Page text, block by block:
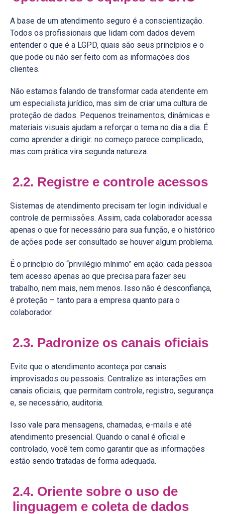
A base de um atendimento seguro é a conscientização.
Todos os profissionais que lidam com dados devem
entender o que é a LGPD, quais são seus princípios e o
que pode ou não ser feito com as informações dos
clientes.
Não estamos falando de transformar cada atendente em
um especialista jurídico, mas sim de criar uma cultura de
proteção de dados. Pequenos treinamentos, dinâmicas e
materiais visuais ajudam a reforçar o tema no dia a dia. É
como aprender a dirigir: no começo parece complicado,
mas com prática vira segunda natureza.
2.2. Registre e controle acessos
Sistemas de atendimento precisam ter login individual e
controle de permissões. Assim, cada colaborador acessa
apenas o que for necessário para sua função, e o histórico
de ações pode ser consultado se houver algum problema.
É o princípio do “privilégio mínimo” em ação: cada pessoa
tem acesso apenas ao que precisa para fazer seu
trabalho, nem mais, nem menos. Isso não é desconfiança,
é proteção – tanto para a empresa quanto para o
colaborador.
2.3. Padronize os canais oficiais
Evite que o atendimento aconteça por canais
improvisados ou pessoais. Centralize as interações em
canais oficiais, que permitam controle, registro, segurança
e, se necessário, auditoria.
Isso vale para mensagens, chamadas, e-mails e até
atendimento presencial. Quando o canal é oficial e
controlado, você tem como garantir que as informações
estão sendo tratadas de forma adequada.
2.4. Oriente sobre o uso de
linguagem e coleta de dados